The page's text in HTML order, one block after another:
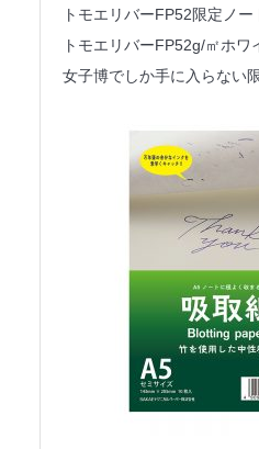
トモエリバーFP52限定ノー
トモエリバーFP52g/㎡ホワ
女子博でしか手に入らない